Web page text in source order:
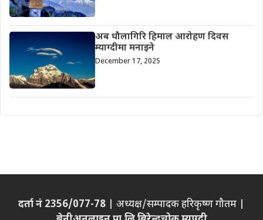
अब धौलागिरि हिमाल आरोहण दिवस
म्याग्दीमा मनाइने
December 17, 2025
दर्ता नं 2356/077-78 | अध्यक्ष/सम्पादक हरिकृष्ण गौतम |